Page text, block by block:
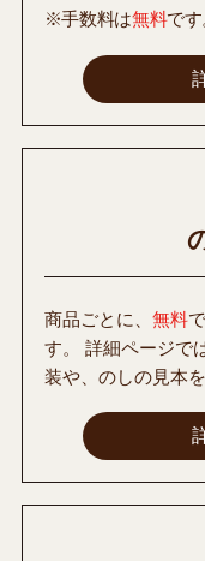
※手数料は無料です
商品ごとに、 無料
す。 詳細ページで
装や、のしの見本